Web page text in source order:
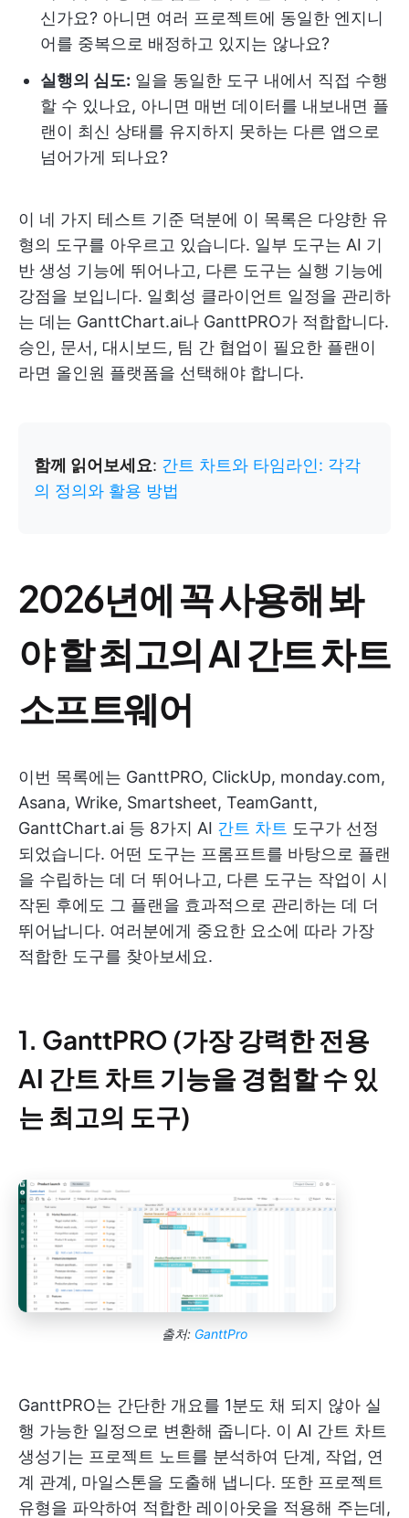
신가요? 아니면 여러 프로젝트에 동일한 엔지니
어를 중복으로 배정하고 있지는 않나요?
실행의 심도: 일을 동일한 도구 내에서 직접 수행
할 수 있나요, 아니면 매번 데이터를 내보내면 플
랜이 최신 상태를 유지하지 못하는 다른 앱으로
넘어가게 되나요?
이 네 가지 테스트 기준 덕분에 이 목록은 다양한 유
형의 도구를 아우르고 있습니다. 일부 도구는 AI 기
반 생성 기능에 뛰어나고, 다른 도구는 실행 기능에
강점을 보입니다. 일회성 클라이언트 일정을 관리하
는 데는 GanttChart.ai나 GanttPRO가 적합합니다.
승인, 문서, 대시보드, 팀 간 협업이 필요한 플랜이
라면 올인원 플랫폼을 선택해야 합니다.
함께 읽어보세요: 간트 차트와 타임라인: 각각
의 정의와 활용 방법
2026년에 꼭 사용해 봐
야 할 최고의 AI 간트 차트
소프트웨어
이번 목록에는 GanttPRO, ClickUp, monday.com,
Asana, Wrike, Smartsheet, TeamGantt,
GanttChart.ai 등 8가지 AI 간트 차트 도구가 선정
되었습니다. 어떤 도구는 프롬프트를 바탕으로 플랜
을 수립하는 데 더 뛰어나고, 다른 도구는 작업이 시
작된 후에도 그 플랜을 효과적으로 관리하는 데 더
뛰어납니다. 여러분에게 중요한 요소에 따라 가장
적합한 도구를 찾아보세요.
1. GanttPRO (가장 강력한 전용
AI 간트 차트 기능을 경험할 수 있
는 최고의 도구)
출처: GanttPro
GanttPRO는 간단한 개요를 1분도 채 되지 않아 실
행 가능한 일정으로 변환해 줍니다. 이 AI 간트 차트
생성기는 프로젝트 노트를 분석하여 단계, 작업, 연
계 관계, 마일스톤을 도출해 냅니다. 또한 프로젝트
유형을 파악하여 적합한 레이아웃을 적용해 주는데,